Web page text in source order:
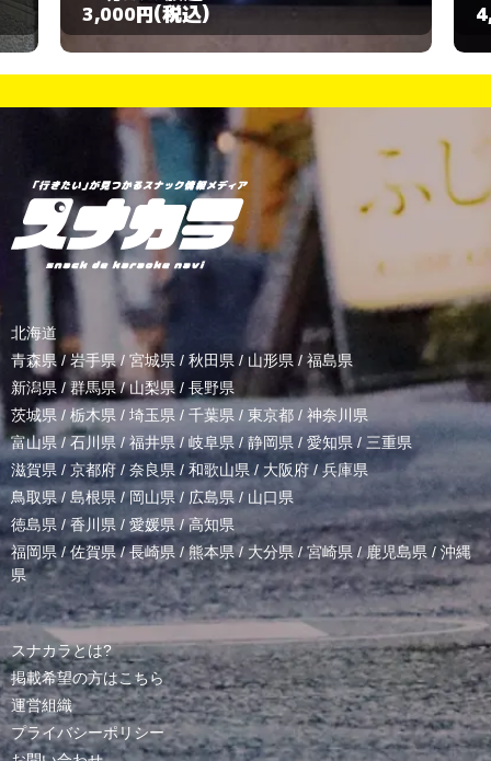
4,400円(税込)
北海道
青森県 / 岩手県/ 宮城県 / 秋田県 / 山形県/ 福島県
新潟県 /群馬県/山梨県 / 長野県
茨城県 / 栃木県 / 埼玉県 / 千葉県 / 東京都 / 神奈川県
富山県 /石川県/福井県/岐阜県 / 静岡県 / 愛知県 / 三重県
滋賀県 / 京都府 / 奈良県 / 和歌山県/ 大阪府 /兵庫県
鳥取県/ 島根県 /岡山県/ 広島県 / 山口県
徳島県 /香川県 / 愛媛県/高知県
福岡県/佐賀県/長崎県 /熊本県/ 大分県/宮崎県 /鹿児島県 / 沖縄
県
スナカラとは?
掲載希望の方はこちら
運営組織
プライバシーポリシー